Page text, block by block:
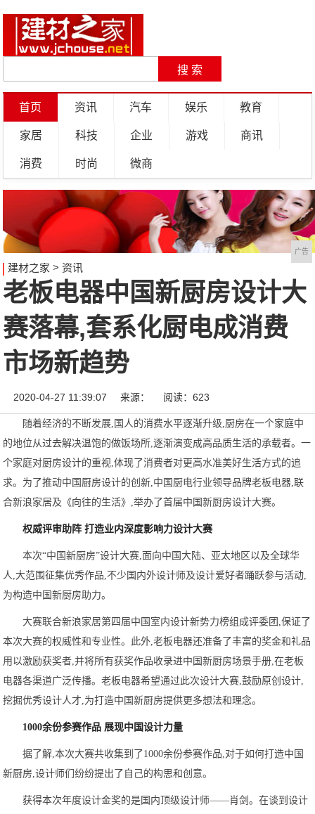
首页 资讯 汽车 娱乐 教育
家居 科技 企业 游戏 商讯
消费 时尚 微商
广告
建材之家 > 资讯
老板电器中国新厨房设计大
赛落幕,套系化厨电成消费
市场新趋势
2020-04-27 11:39:07 来源： 阅读：623
随着经济的不断发展,国人的消费水平逐渐升级,厨房在一个家庭中
的地位从过去解决温饱的做饭场所,逐渐演变成高品质生活的承载者。一
个家庭对厨房设计的重视,体现了消费者对更高水准美好生活方式的追
求。为了推动中国厨房设计的创新,中国厨电行业领导品牌老板电器,联
合新浪家居及《向往的生活》,举办了首届中国新厨房设计大赛。
权威评审助阵 打造业内深度影响力设计大赛
本次“中国新厨房”设计大赛,面向中国大陆、亚太地区以及全球华
人,大范围征集优秀作品,不少国内外设计师及设计爱好者踊跃参与活动,
为构造中国新厨房助力。
大赛联合新浪家居第四届中国室内设计新势力榜组成评委团,保证了
本次大赛的权威性和专业性。此外,老板电器还准备了丰富的奖金和礼品
用以激励获奖者,并将所有获奖作品收录进中国新厨房场景手册,在老板
电器各渠道广泛传播。老板电器希望通过此次设计大赛,鼓励原创设计,
挖掘优秀设计人才,为打造中国新厨房提供更多想法和理念。
1000余份参赛作品 展现中国设计力量
据了解,本次大赛共收集到了1000余份参赛作品,对于如何打造中国
新厨房,设计师们纷纷提出了自己的构思和创意。
获得本次年度设计金奖的是国内顶级设计师——肖剑。在谈到设计